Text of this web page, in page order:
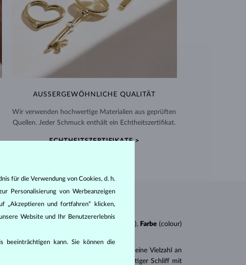
AUSSERGEWÖHNLICHE QUALITÄT
Wir verwenden hochwertige Materialien aus geprüften
Quellen. Jeder Schmuck enthält ein Echtheitszertifikat.
ECHTHEITSZERTIFIKATE >
(clarity), Farbe (colour)
der
. Es gibt aber auch eine Vielzahl an
Oval oder Princess (ein drei- oder vierseitiger Schliff mit
für die Verwendung von Cookies, d. h.
Personalisierung von Werbeanzeigen
„Akzeptieren und fortfahren“ klicken,
Website und Ihr Benutzererlebnis
beeinträchtigen kann. Sie können die